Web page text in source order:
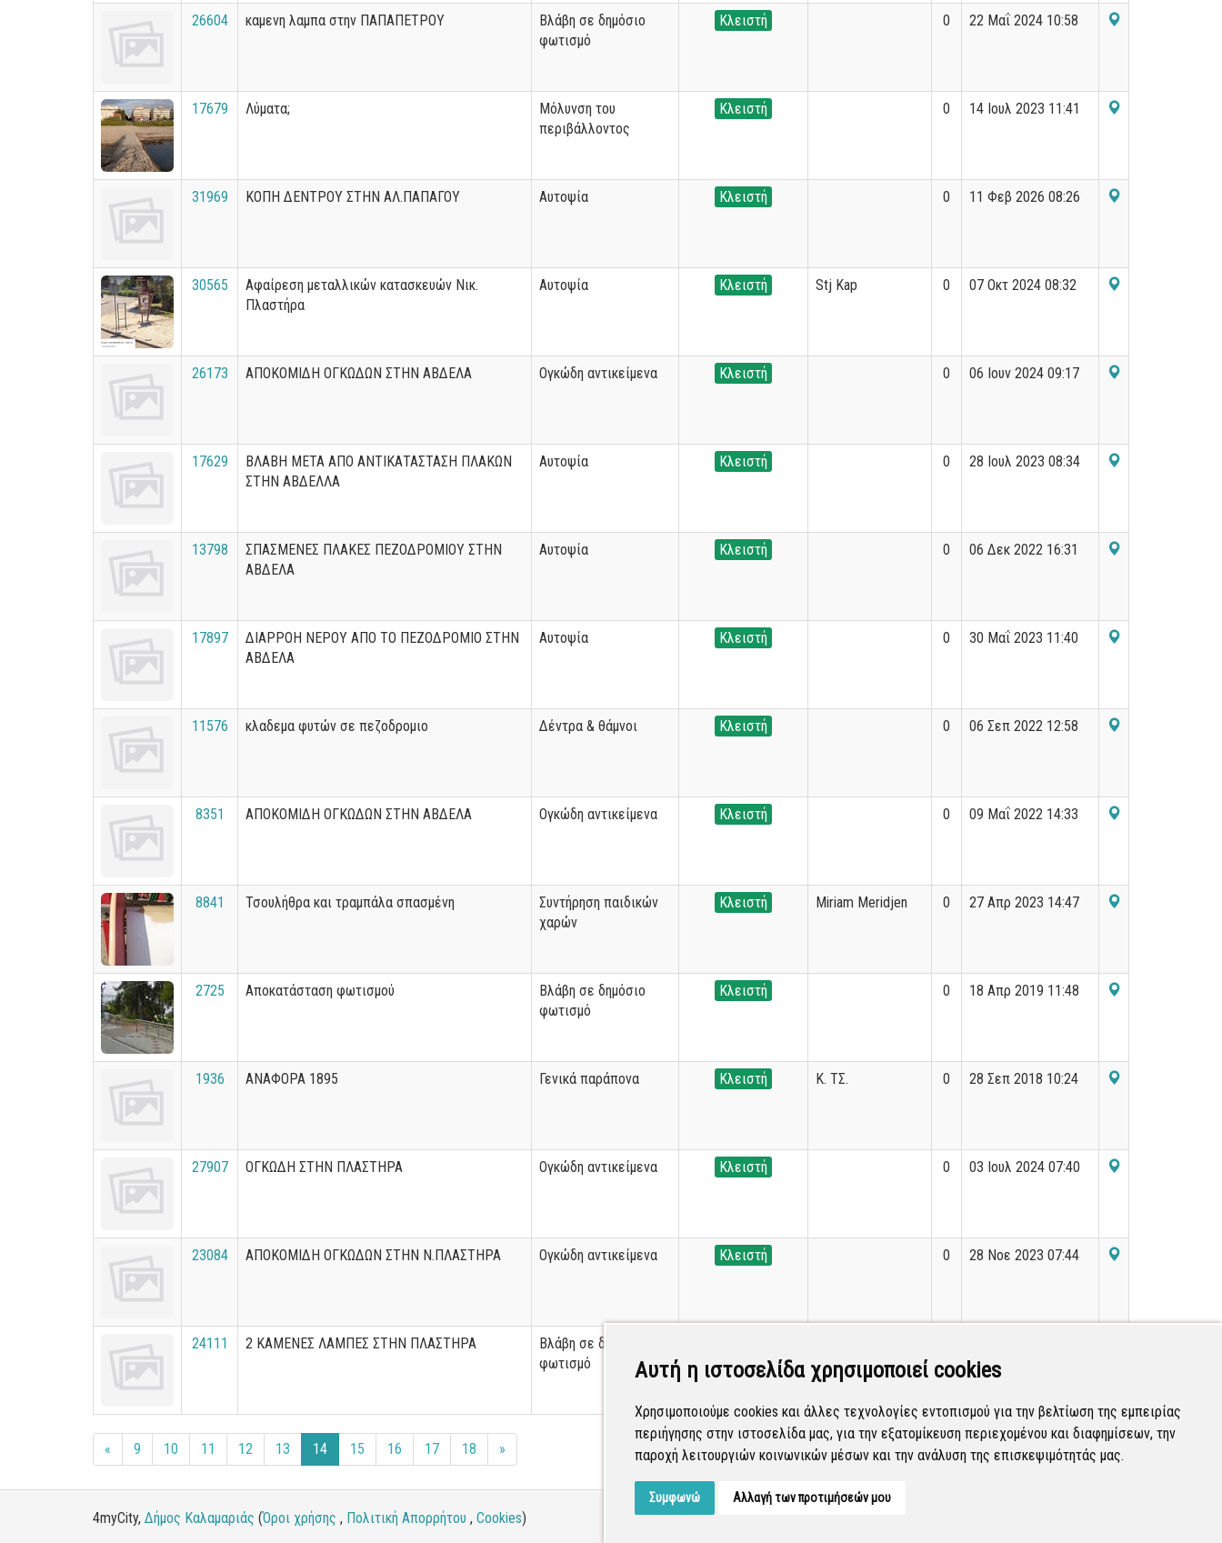
Αυτή η ιστοσελίδα χρησιμοποιεί cookies
Χρησιμοποιούμε cookies και άλλες τεχνολογίες εντοπισμού για την βελτίωση της εμπειρίας
περιήγησης στην ιστοσελίδα μας, για την εξατομίκευση περιεχομένου και διαφημίσεων, την
παροχή λειτουργιών κοινωνικών μέσων και την ανάλυση της επισκεψιμότητάς μας.
Συμφωνώ Αλλαγή των προτιμήσεών μου
26604 καμενη λαμπα στην ΠΑΠΑΠΕΤΡΟΥ
Βλάβη σε δημόσιο
φωτισμό
Κλειστή 0 22 Μαΐ 2024 10:58
17679 Λύματα;
Μόλυνση του
περιβάλλοντος
Κλειστή 0 14 Ιουλ 2023 11:41
31969 ΚΟΠΗ ΔΕΝΤΡΟΥ ΣΤΗΝ ΑΛ.ΠΑΠΑΓΟΥ Αυτοψία Κλειστή 0 11 Φεβ 2026 08:26
30565
Αφαίρεση μεταλλικών κατασκευών Νικ.
Πλαστήρα
Αυτοψία Κλειστή Stj Kap 0 07 Οκτ 2024 08:32
26173 ΑΠΟΚΟΜΙΔΗ ΟΓΚΩΔΩΝ ΣΤΗΝ ΑΒΔΕΛΑ Ογκώδη αντικείμενα Κλειστή 0 06 Ιουν 2024 09:17
17629
ΒΛΑΒΗ ΜΕΤΑ ΑΠΟ ΑΝΤΙΚΑΤΑΣΤΑΣΗ ΠΛΑΚΩΝ
ΣΤΗΝ ΑΒΔΕΛΛΑ
Αυτοψία Κλειστή 0 28 Ιουλ 2023 08:34
13798
ΣΠΑΣΜΕΝΕΣ ΠΛΑΚΕΣ ΠΕΖΟΔΡΟΜΙΟΥ ΣΤΗΝ
ΑΒΔΕΛΑ
Αυτοψία Κλειστή 0 06 Δεκ 2022 16:31
17897
ΔΙΑΡΡΟΗ ΝΕΡΟΥ ΑΠΟ ΤΟ ΠΕΖΟΔΡΟΜΙΟ ΣΤΗΝ
ΑΒΔΕΛΑ
Αυτοψία Κλειστή 0 30 Μαΐ 2023 11:40
11576 κλαδεμα φυτών σε πεζοδρομιο Δέντρα & θάμνοι Κλειστή 0 06 Σεπ 2022 12:58
8351 ΑΠΟΚΟΜΙΔΗ ΟΓΚΩΔΩΝ ΣΤΗΝ ΑΒΔΕΛΑ Ογκώδη αντικείμενα Κλειστή 0 09 Μαΐ 2022 14:33
8841 Τσουλήθρα και τραμπάλα σπασμένη
Συντήρηση παιδικών
χαρών
Κλειστή Miriam Meridjen 0 27 Απρ 2023 14:47
2725 Αποκατάσταση φωτισμού
Βλάβη σε δημόσιο
φωτισμό
Κλειστή 0 18 Απρ 2019 11:48
1936 ΑΝΑΦΟΡΑ 1895 Γενικά παράπονα Κλειστή Κ. ΤΣ. 0 28 Σεπ 2018 10:24
27907 ΟΓΚΩΔΗ ΣΤΗΝ ΠΛΑΣΤΗΡΑ Ογκώδη αντικείμενα Κλειστή 0 03 Ιουλ 2024 07:40
23084 ΑΠΟΚΟΜΙΔΗ ΟΓΚΩΔΩΝ ΣΤΗΝ Ν.ΠΛΑΣΤΗΡΑ Ογκώδη αντικείμενα Κλειστή 0 28 Νοε 2023 07:44
24111 2 ΚΑΜΕΝΕΣ ΛΑΜΠΕΣ ΣΤΗΝ ΠΛΑΣΤΗΡΑ
Βλάβη σε δημόσιο
φωτισμό
« 9 10 11 12 13 14 15 16 17 18 » Εμφανίζονται261-280από36.199εγγραφές.
4myCity, Δήμος Καλαμαριάς (Όροι χρήσης , Πολιτική Απορρήτου , Cookies)